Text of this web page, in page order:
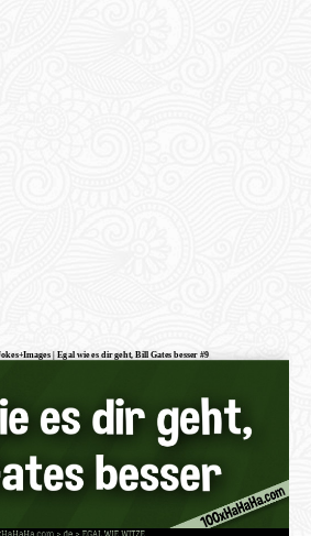
| Egal wie es dir geht, Bill Gates besser #9